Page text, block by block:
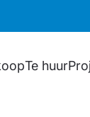
Te huur